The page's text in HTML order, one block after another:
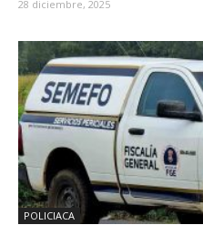
28 diciembre, 2025
POLICIACA